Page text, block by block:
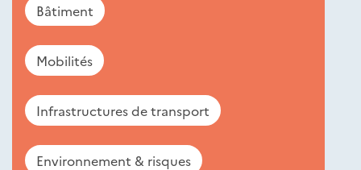
Bâtiment
Mobilités
Infrastructures de transport
Environnement & risques